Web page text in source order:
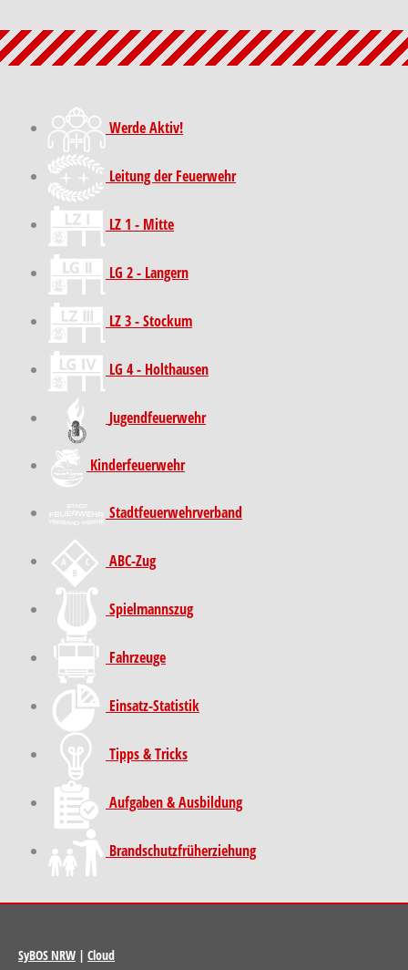
Werde Aktiv!
Leitung der Feuerwehr
LZ 1 - Mitte
LG 2 - Langern
LZ 3 - Stockum
LG 4 - Holthausen
Jugendfeuerwehr
Kinder­feuer­wehr
Stadt­feuer­wehr­verband
ABC-Zug
Spielmannszug
Fahrzeuge
Einsatz-Statistik
Tipps & Tricks
Aufgaben & Ausbildung
Brand­schutz­früh­erziehung
SyBOS NRW | Cloud